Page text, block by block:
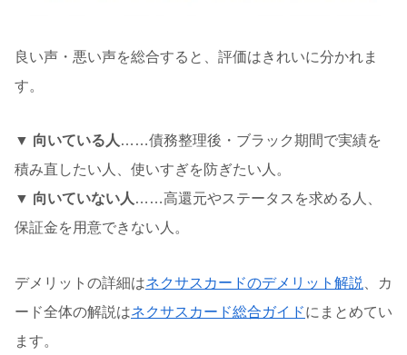
良い声・悪い声を総合すると、評価はきれいに分かれま
す。
▼ 向いている人……債務整理後・ブラック期間で実績を
積み直したい人、使いすぎを防ぎたい人。
▼ 向いていない人……高還元やステータスを求める人、
保証金を用意できない人。
デメリットの詳細はネクサスカードのデメリット解説
、カ
ード全体の解説はネクサスカード総合ガイドにまとめてい
ます。